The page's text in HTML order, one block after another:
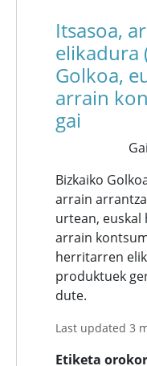
Itsasoa,
elikadura
Golkoa,
arrain
gai
Bizkaiko
arrain
urtean,
arrain
herritarren
produktuek
dute.
Last updated 3
Etiketa